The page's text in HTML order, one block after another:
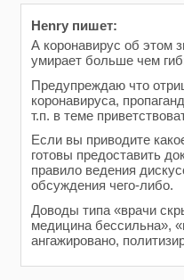
Henry пишет:
А коронавирус об этом
умирает больше чем
Предупреждаю что
коронавируса,
т.п. в теме
Если вы приводите
готовы предоставить
правило ведения
обсуждения чего-либо.
Доводы типа «врачи
медицина бессильна»,
ангажировано,